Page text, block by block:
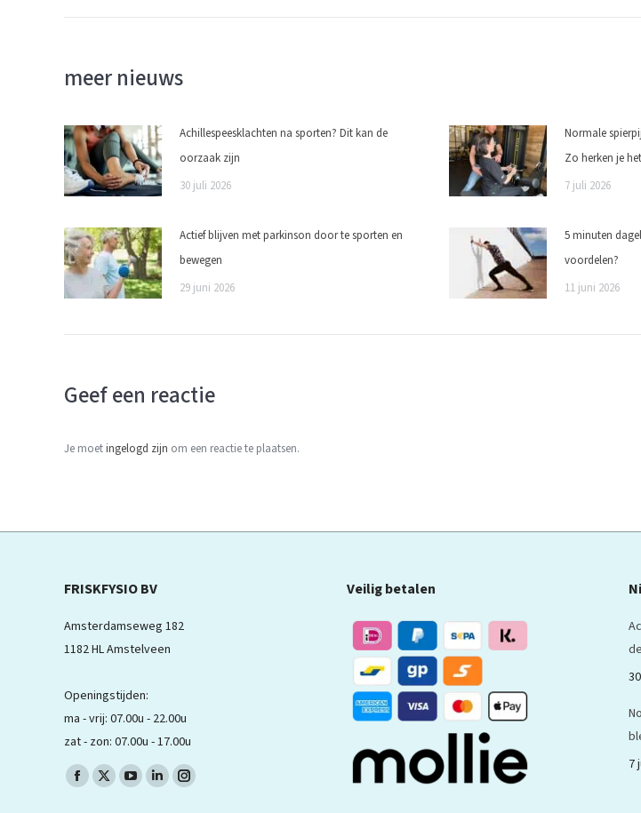
meer nieuws
Achillespeesklachten na sporten? Dit kan de
oorzaak zijn
30 juli 2026
Normale
Zo herken je
7 juli 2026
Actief blijven met parkinson door te sporten en
bewegen
29 juni 2026
5 minuten
voordelen?
11 juni 2026
Geef een reactie
Je moetingelogd zijn om een reactie te plaatsen.
FRISKFYSIO BV
Amsterdamseweg 182
1182 HL Amstelveen
Openingstijden:
ma - vrij: 07.00u - 22.00u
zat - zon: 07.00u - 17.00u
Volg ons op:
Facebook
X
YouTubeLinkedInInstagram
Veilig betalen
7